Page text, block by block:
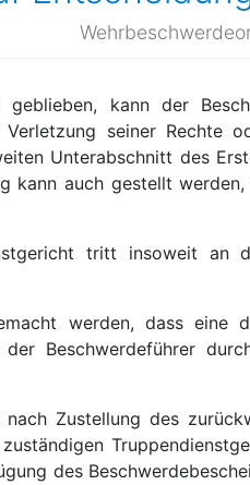
kann der
seiner Rechte
Unterabschnitt des
auch gestellt
tritt insoweit an
werden, dass eine
Beschwerdeführer
Zustellung des
des